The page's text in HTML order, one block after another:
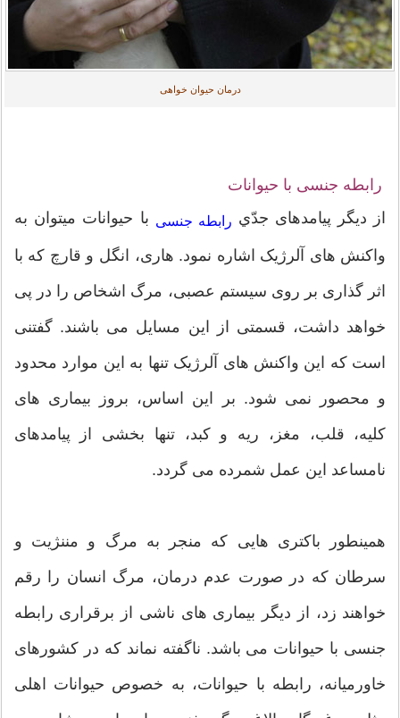
درمان حیوان خواهی
رابطه جنسی با حیوانات
از ديگر پیامدهای جدّي رابطه جنسی با حیوانات میتوان به
واکنش های آلرژیک اشاره نمود. هاری، انگل و قارچ که با
اثر گذاری بر روی سیستم عصبی، مرگ اشخاص را در پی
خواهد داشت، قسمتی از این مسایل می باشند. گفتنی
است که این واکنش های آلرژیک تنها به این موارد محدود
و محصور نمی شود. بر این اساس، بروز بیماری های
کلیه، قلب، مغز، ریه و کبد، تنها بخشی از پیامدهای
نامساعد این عمل شمرده می گردد.
همینطور باکتری هایی که منجر به مرگ و مننژیت و
سرطان که در صورت عدم درمان، مرگ انسان را رقم
خواهند زد، از ديگر بیماری های ناشی از برقراری رابطه
جنسی با حیوانات می باشد. ناگفته نماند که در کشورهای
خاورمیانه، رابطه با حیوانات، به خصوص حیوانات اهلی